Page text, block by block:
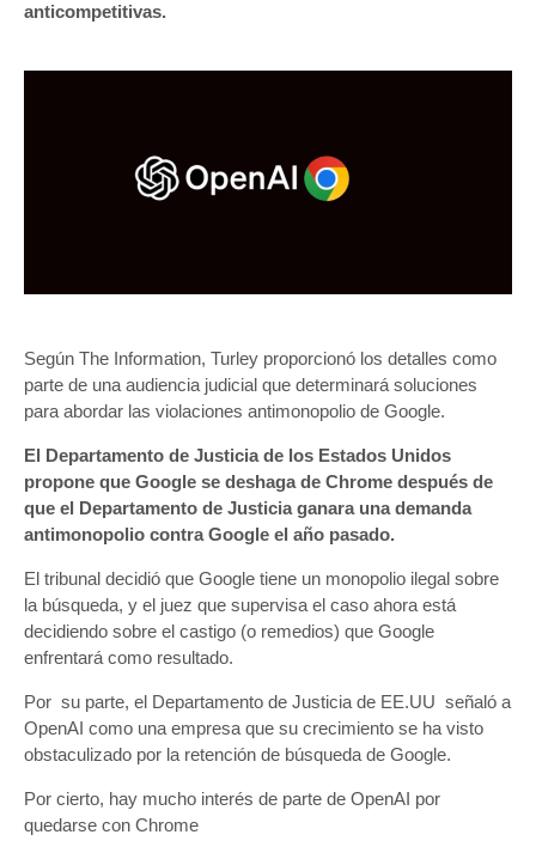
anticompetitivas.
Según The Information, Turley proporcionó los detalles como
parte de una audiencia judicial que determinará soluciones
para abordar las violaciones antimonopolio de Google.
El Departamento de Justicia de los Estados Unidos
propone que Google se deshaga de Chrome después de
que el Departamento de Justicia ganara una demanda
antimonopolio contra Google el año pasado.
El tribunal decidió que Google tiene un monopolio ilegal sobre
la búsqueda, y el juez que supervisa el caso ahora está
decidiendo sobre el castigo (o remedios) que Google
enfrentará como resultado.
Por su parte, el Departamento de Justicia de EE.UU señaló a
OpenAI como una empresa que su crecimiento se ha visto
obstaculizado por la retención de búsqueda de Google.
Por cierto, hay mucho interés de parte de OpenAI por
quedarse con Chrome